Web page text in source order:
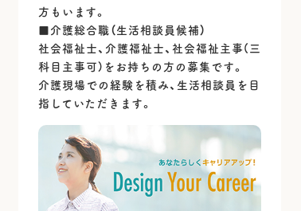
方もいます。
■介護総合職（生活相談員候補）
社会福祉士、介護福祉士、社会福祉主事(三
科目主事可)をお持ちの方の募集です。
介護現場での経験を積み、生活相談員を目
指していただきます。